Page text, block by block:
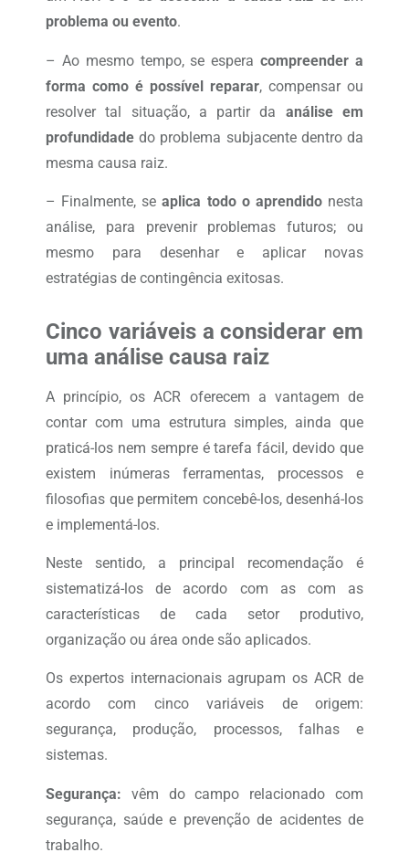
problema ou evento.
– Ao mesmo tempo, se esperacompreender a
forma como é possível reparar, compensar ou
resolver tal situação, a partir da análise em
profundidade do problema subjacente dentro da
mesma causa raiz.
– Finalmente, seaplica todo o aprendidonesta
análise, para prevenir problemas futuros; ou
mesmo para desenhar e aplicar novas
estratégias de contingência exitosas.
Cinco variáveis a considerar em
uma análise causa raiz
A princípio, os ACR oferecem a vantagem de
contar com uma estrutura simples, ainda que
praticá-los nem sempre é tarefa fácil, devido que
existem inúmeras ferramentas, processos e
filosofias que permitem concebê-los, desenhá-los
e implementá-los.
Neste sentido, a principal recomendação é
sistematizá-los de acordo com as com as
características de cada setor produtivo,
organização ou área onde são aplicados.
Os expertos internacionais agrupam os ACR de
acordo com cinco variáveis de origem:
segurança, produção, processos, falhas e
sistemas.
Segurança: vêm do campo relacionado com
segurança, saúde e prevenção de acidentes de
trabalho.